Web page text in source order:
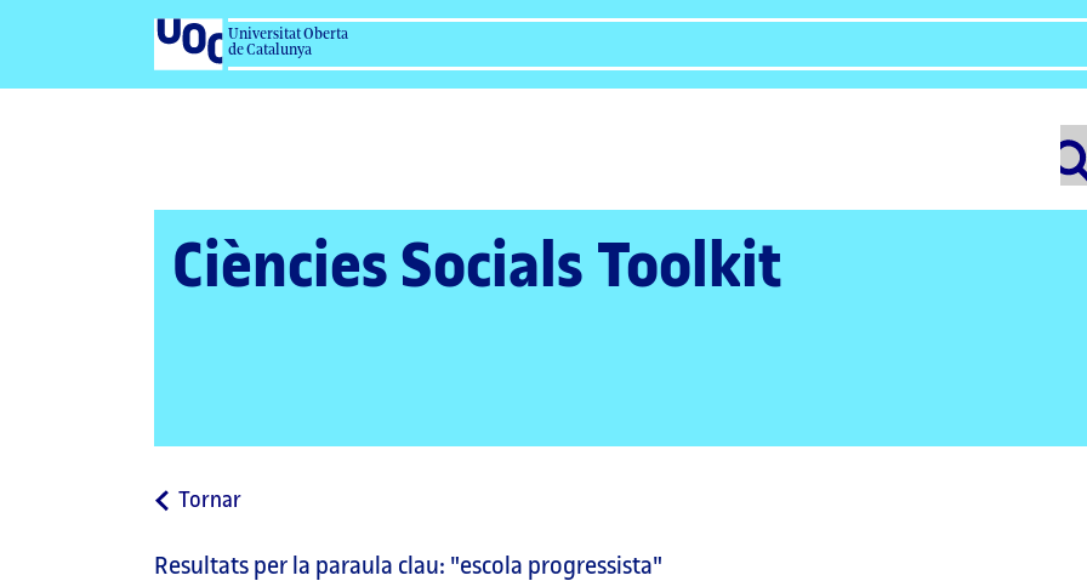
Universitat Oberta
de Catalunya
Ciències Socials Toolkit
Tornara
pàgina
Resultats per la paraula clau: "escola progressista"